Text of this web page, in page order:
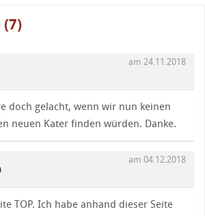
am 24.11.2018
doch gelacht, wenn wir nun keinen
neuen Kater finden würden. Danke.
am 04.12.2018
TOP. Ich habe anhand dieser Seite